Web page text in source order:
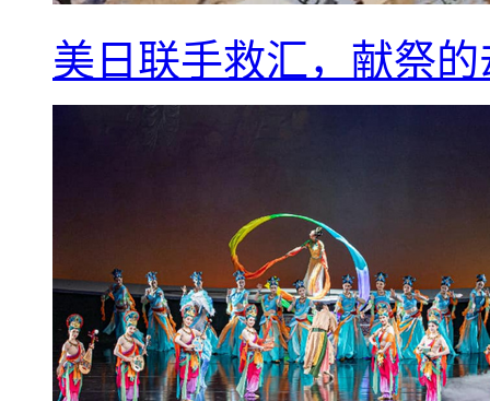
美日联手救汇，献祭